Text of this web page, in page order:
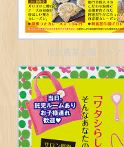
松阪農業公園ベル